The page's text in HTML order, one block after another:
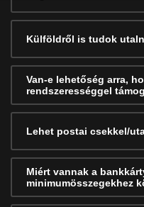
Külföldről is tudok
Van-e lehetőség arra,
rendszerességgel
Lehet postai csekkel/
Miért vannak a
minimumösszegekhez